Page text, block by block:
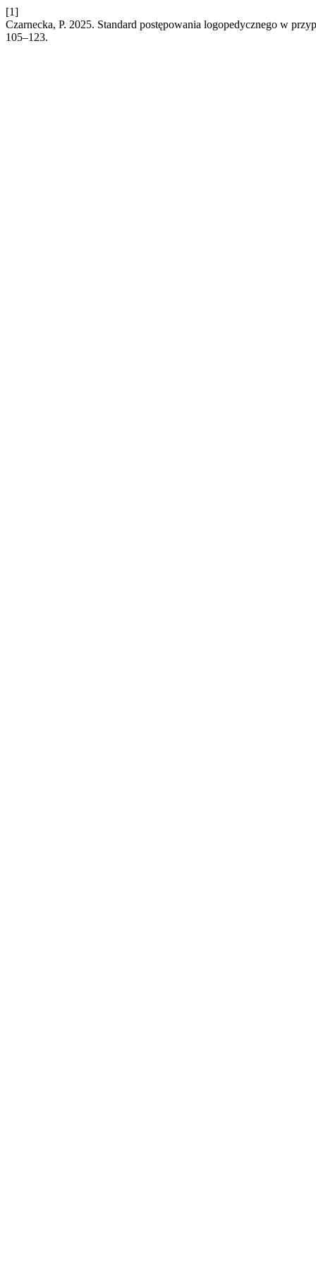
[1]
Czarnecka, P. 2025. Standard postępowania logopedycznego w
105–123.